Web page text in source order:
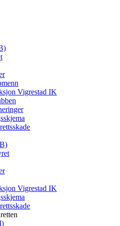
Vigrestad IK
Vigrestad IK